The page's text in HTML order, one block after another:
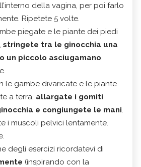
della vagina, per poi farlo
Ripetete 5 volte.
piegate e le piante dei piedi
stringete tra le ginocchia una
un piccolo asciugamano.
le gambe divaricate e le piante
a terra, allargate i gomiti
e congiungete le mani.
i muscoli pelvici lentamente.
degli esercizi ricordatevi di
(inspirando con la